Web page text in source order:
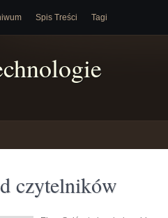
Spis Treści Tagi
czytelników